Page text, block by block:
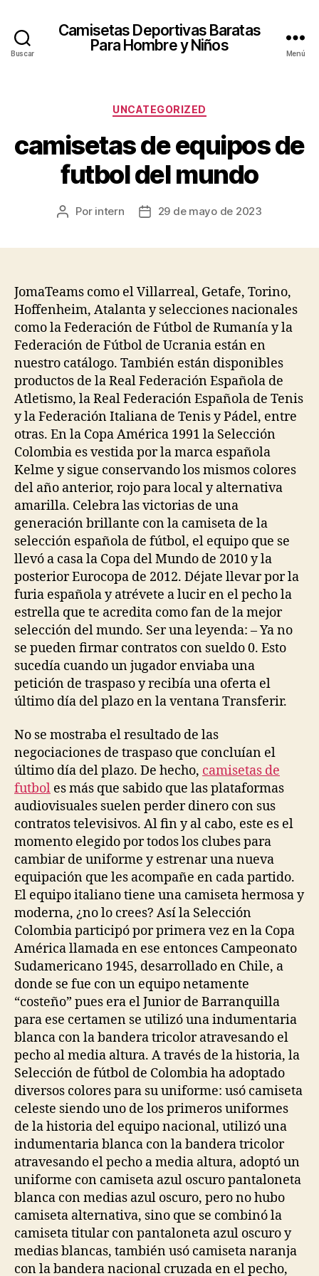
Buscar
Camisetas Deportivas Baratas
Para Hombre y Niños
Menú
Categorías
UNCATEGORIZED
camisetas de equipos de
futbol del mundo
Autor
Por intern
Fecha29 de mayo de 2023
JomaTeams como el Villarreal, Getafe, Torino,
Hoffenheim, Atalanta y selecciones nacionales
como la Federación de Fútbol de Rumanía y la
Federación de Fútbol de Ucrania están en
nuestro catálogo. También están disponibles
productos de la Real Federación Española de
Atletismo, la Real Federación Española de Tenis
y la Federación Italiana de Tenis y Pádel, entre
otras. En la Copa América 1991 la Selección
Colombia es vestida por la marca española
Kelme y sigue conservando los mismos colores
del año anterior, rojo para local y alternativa
amarilla. Celebra las victorias de una
generación brillante con la camiseta de la
selección española de fútbol, el equipo que se
llevó a casa la Copa del Mundo de 2010 y la
posterior Eurocopa de 2012. Déjate llevar por la
furia española y atrévete a lucir en el pecho la
estrella que te acredita como fan de la mejor
selección del mundo. Ser una leyenda: – Ya no
se pueden firmar contratos con sueldo 0. Esto
sucedía cuando un jugador enviaba una
petición de traspaso y recibía una oferta el
último día del plazo en la ventana Transferir.
No se mostraba el resultado de las
negociaciones de traspaso que concluían el
último día del plazo. De hecho, camisetas de
futbol es más que sabido que las plataformas
audiovisuales suelen perder dinero con sus
contratos televisivos. Al fin y al cabo, este es el
momento elegido por todos los clubes para
cambiar de uniforme y estrenar una nueva
equipación que les acompañe en cada partido.
El equipo italiano tiene una camiseta hermosa y
moderna, ¿no lo crees? Así la Selección
Colombia participó por primera vez en la Copa
América llamada en ese entonces Campeonato
Sudamericano 1945, desarrollado en Chile, a
donde se fue con un equipo netamente
“costeño” pues era el Junior de Barranquilla
para ese certamen se utilizó una indumentaria
blanca con la bandera tricolor atravesando el
pecho al media altura. A través de la historia, la
Selección de fútbol de Colombia ha adoptado
diversos colores para su uniforme: usó camiseta
celeste siendo uno de los primeros uniformes
de la historia del equipo nacional, utilizó una
indumentaria blanca con la bandera tricolor
atravesando el pecho a media altura, adoptó un
uniforme con camiseta azul oscuro pantaloneta
blanca con medias azul oscuro, pero no hubo
camiseta alternativa, sino que se combinó la
camiseta titular con pantaloneta azul oscuro y
medias blancas, también usó camiseta naranja
con la bandera nacional cruzada en el pecho,